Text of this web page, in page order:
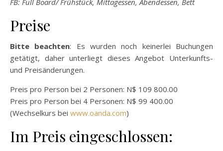
Preise
Bitte beachten: Es wurden noch keinerlei Buchungen
getätigt, daher unterliegt dieses Angebot Unterkunfts-
und Preisänderungen.
Preis pro Person bei 2 Personen: N$ 109 800.00
Preis pro Person bei 4 Personen: N$ 99 400.00
(Wechselkurs bei www.oanda.com)
Im Preis eingeschlossen: